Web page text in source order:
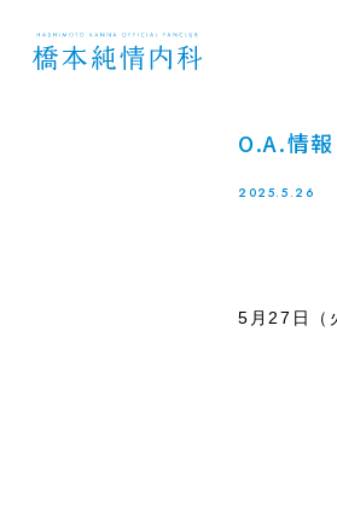
O.A.情報
2025.5.26
5月27日（